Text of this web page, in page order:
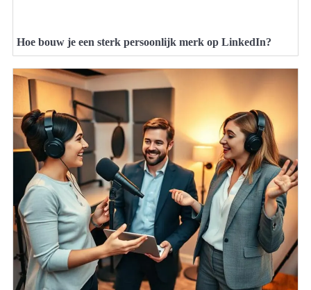
Hoe bouw je een sterk persoonlijk merk op LinkedIn?